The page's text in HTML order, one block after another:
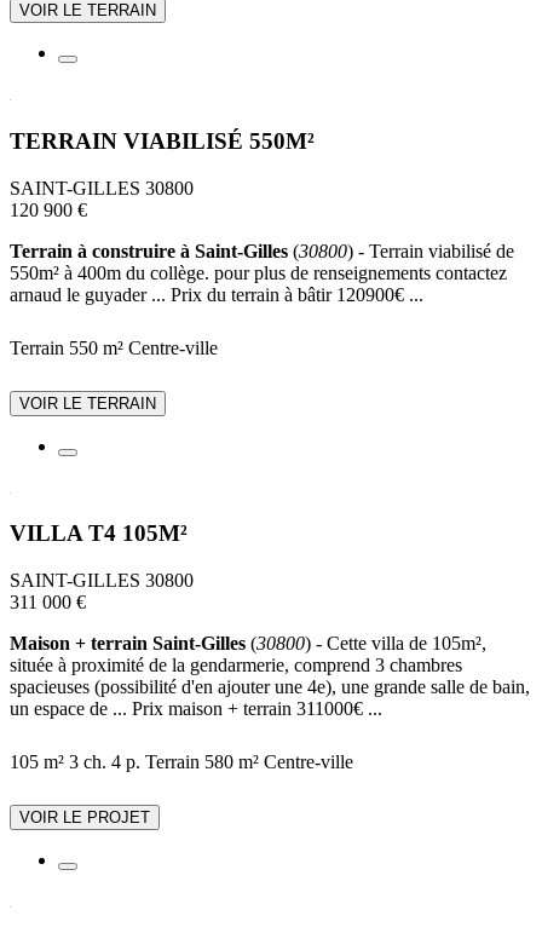
VOIR LE TERRAIN
TERRAIN VIABILISÉ 550M²
SAINT-GILLES 30800
120 900 €
Terrain à construire à Saint-Gilles (30800) - Terrain viabilisé de
550m² à 400m du collège. pour plus de renseignements contactez
arnaud le guyader ... Prix du terrain à bâtir 120900€ ...
Terrain 550 m² Centre-ville
VOIR LE TERRAIN
VILLA T4 105M²
SAINT-GILLES 30800
311 000 €
Maison + terrain Saint-Gilles (30800) - Cette villa de 105m²,
située à proximité de la gendarmerie, comprend 3 chambres
spacieuses (possibilité d'en ajouter une 4e), une grande salle de bain,
un espace de ... Prix maison + terrain 311000€ ...
105 m² 3 ch. 4 p. Terrain 580 m² Centre-ville
VOIR LE PROJET